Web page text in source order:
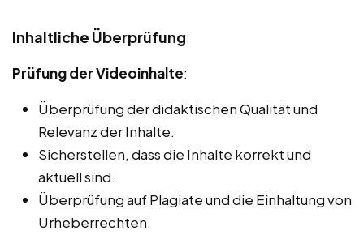
Inhaltliche Überprüfung
Prüfung der Videoinhalte:
Überprüfung der didaktischen Qualität und
Relevanz der Inhalte.
Sicherstellen, dass die Inhalte korrekt und
aktuell sind.
Überprüfung auf Plagiate und die Einhaltung von
Urheberrechten.